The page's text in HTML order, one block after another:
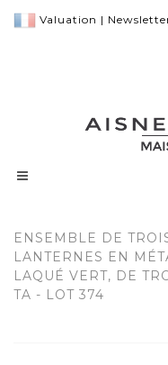
Valuation |
ENSEMBLE DE
LANTERNES EN
LAQUÉ VERT, DE
TA - LOT 374